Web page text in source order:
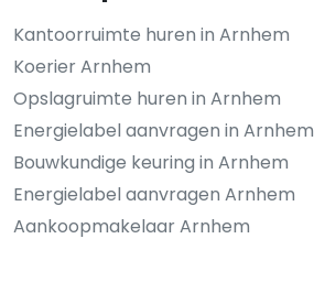
Kantoorruimte huren in Arnhem
Koerier Arnhem
Opslagruimte huren in Arnhem
Energielabel aanvragen in Arnhem
Bouwkundige keuring in Arnhem
Energielabel aanvragen Arnhem
Aankoopmakelaar Arnhem